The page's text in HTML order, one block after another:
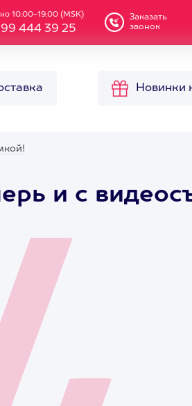
10.00-19.00 (MSK)
444 39 25
Заказать
звонок
Новинки
и с